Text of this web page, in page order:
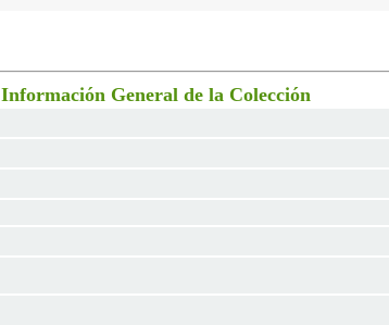
Información General de la Colección